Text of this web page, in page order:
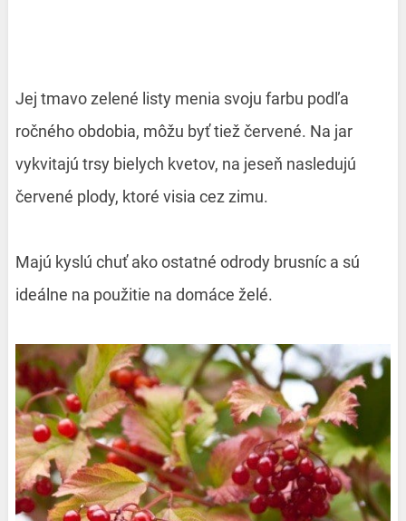
Jej tmavo zelené listy menia svoju farbu podľa
ročného obdobia, môžu byť tiež červené. Na jar
vykvitajú trsy bielych kvetov, na jeseň nasledujú
červené plody, ktoré visia cez zimu.
Majú kyslú chuť ako ostatné odrody brusníc a sú
ideálne na použitie na domáce želé.